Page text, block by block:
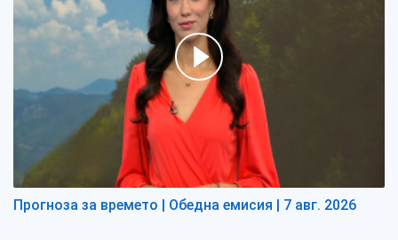
Прогноза за времето | Обедна емисия | 7 авг. 2026